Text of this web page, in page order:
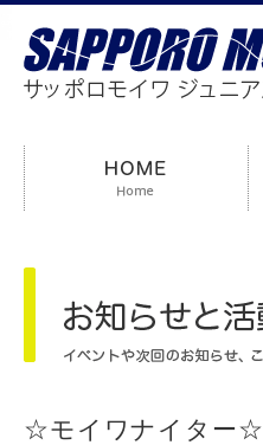
☆モイワナイター☆